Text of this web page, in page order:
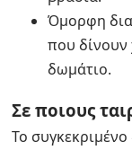
Όμορφη
που δίνουν
δωμάτιο.
Σε ποιους
Το